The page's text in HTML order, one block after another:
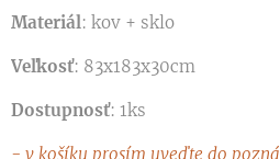
Materiál: kov + sklo
Veľkosť: 83x183x30cm
Dostupnosť: 1ks
- v košíku prosím uveďte do